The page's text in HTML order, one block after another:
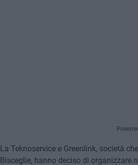
La Teknoservice e Greenlink, società
Bisceglie, hanno deciso di